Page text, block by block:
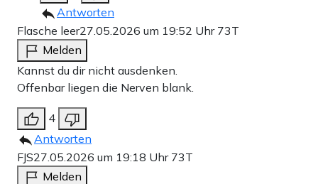
Antworten
Flasche leer27.05.2026 um 19:52 Uhr 73T
Melden
Kannst du dir nicht ausdenken.
Offenbar liegen die Nerven blank.
4
Antworten
FJS27.05.2026 um 19:18 Uhr 73T
Melden